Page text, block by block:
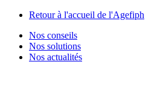
Retour à l'accueil de l'Agefiph
Nos conseils
Nos solutions
Nos actualités